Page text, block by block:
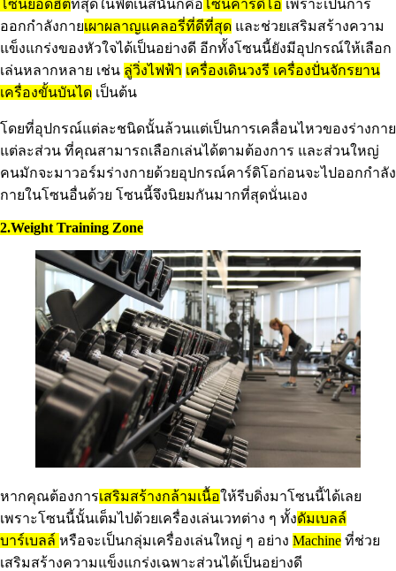
โซนยอดฮิตที่สุดในฟิตเนสนั้นก็คือโซนคาร์ดิโอ เพราะเป็นการ
ออกกำลังกายเผาผลาญแคลอรี่ที่ดีที่สุด และช่วยเสริมสร้างความ
แข็งแกร่งของหัวใจได้เป็นอย่างดี อีกทั้งโซนนี้ยังมีอุปกรณ์ให้เลือก
เล่นหลากหลาย เช่น ลู่วิ่งไฟฟ้า เครื่องเดินวงรี เครื่องปั่นจักรยาน
เครื่องขั้นบันได เป็นต้น
โดยที่อุปกรณ์แต่ละชนิดนั้นล้วนแต่เป็นการเคลื่อนไหวของร่างกาย
แต่ละส่วน ที่คุณสามารถเลือกเล่นได้ตามต้องการ และส่วนใหญ่
คนมักจะมาวอร์มร่างกายด้วยอุปกรณ์คาร์ดิโอก่อนจะไปออกกำลัง
กายในโซนอื่นด้วย โซนนี้จึงนิยมกันมากที่สุดนั่นเอง
2.Weight Training Zone
หากคุณต้องการเสริมสร้างกล้ามเนื้อให้รีบดิ่งมาโซนนี้ได้เลย
เพราะโซนนี้นั้นเต็มไปด้วยเครื่องเล่นเวทต่าง ๆ ทั้งดัมเบลล์
บาร์เบลล์ หรือจะเป็นกลุ่มเครื่องเล่นใหญ่ ๆ อย่าง Machine ที่ช่วย
เสริมสร้างความแข็งแกร่งเฉพาะส่วนได้เป็นอย่างดี